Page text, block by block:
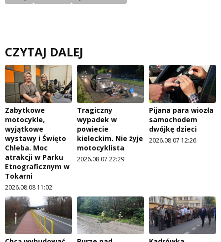
CZYTAJ DALEJ
Zabytkowe
motocykle,
wyjątkowe
wystawy i Święto
Chleba. Moc
atrakcji w Parku
Etnograficznym w
Tokarni
2026.08.08 11:02
Tragiczny
wypadek w
powiecie
kieleckim. Nie żyje
motocyklista
2026.08.07 22:29
Pijana para wiozła
samochodem
dwójkę dzieci
2026.08.07 12:26